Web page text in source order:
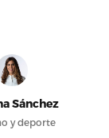
Sánchez
y deporte